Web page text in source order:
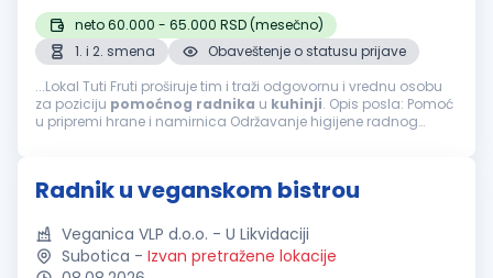
neto 60.000 - 65.000 RSD (mesečno)
1. i 2. smena
Obaveštenje o statusu prijave
...Lokal Tuti Fruti proširuje tim i traži odgovornu i vrednu osobu
za poziciju pomoćnog radnika u kuhinji. Opis posla: Pomoć
u pripremi hrane i namirnica Održavanje higijene radnog
Radnik u veganskom bistrou
Veganica VLP d.o.o. - U Likvidaciji
Subotica - Izvan pretražene lokacije